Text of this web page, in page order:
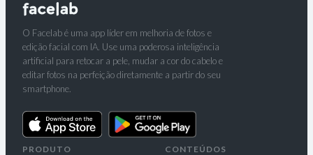
O Facelab é uma app líder em melhoria de fotos e
edição facial com IA. Use uma poderosa inteligência
artificial para retocar a pele, mudar a cor do cabelo e
editar fotos na perfeição diretamente a partir do seu
smartphone.
PRODUTO CONTEÚDOS